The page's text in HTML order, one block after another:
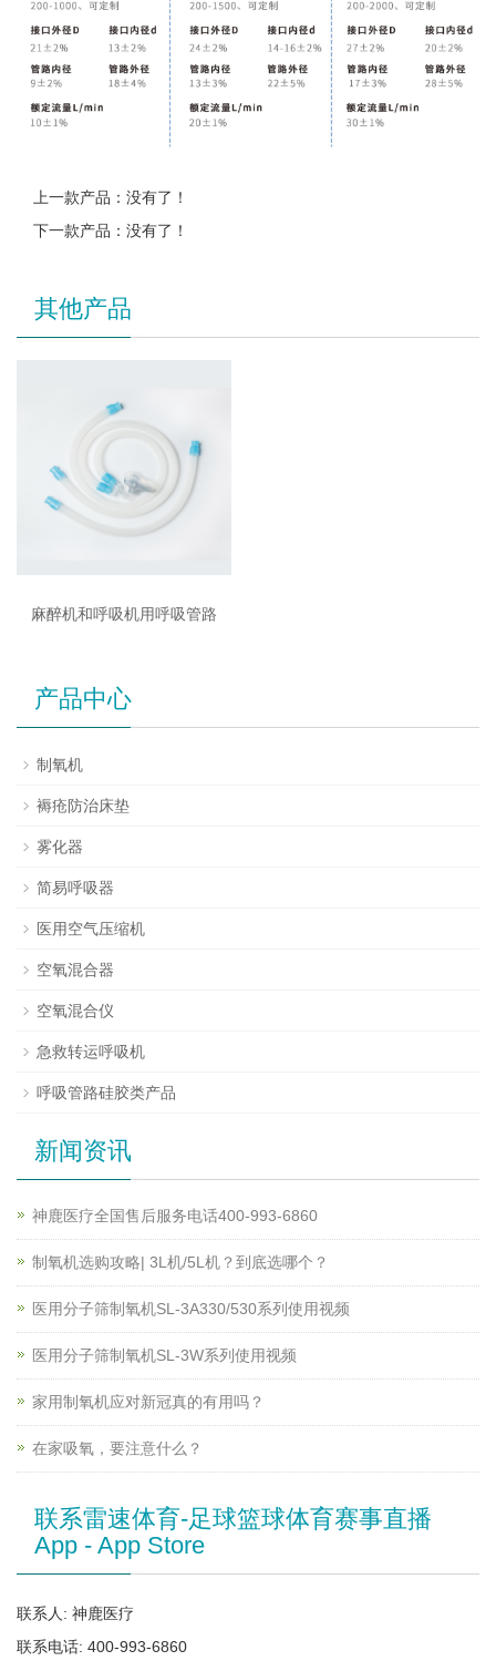
上一款产品：没有了！
下一款产品：没有了！
其他产品
麻醉机和呼吸机用呼吸管路
产品中心
制氧机
褥疮防治床垫
雾化器
简易呼吸器
医用空气压缩机
空氧混合器
空氧混合仪
急救转运呼吸机
呼吸管路硅胶类产品
新闻资讯
神鹿医疗全国售后服务电话400-993-6860
制氧机选购攻略| 3L机/5L机？到底选哪个？
医用分子筛制氧机SL-3A330/530系列使用视频
医用分子筛制氧机SL-3W系列使用视频
家用制氧机应对新冠真的有用吗？
在家吸氧，要注意什么？
联系雷速体育-足球篮球体育赛事直播
App - App Store
联系人: 神鹿医疗
联系电话: 400-993-6860